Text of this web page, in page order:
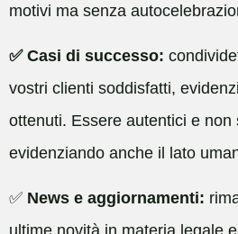
motivi ma senza
✅ Casi di successo:
vostri clienti soddisfatti,
ottenuti. Essere autentici e non
evidenziando anche il lato
✅ News e aggiornamenti: